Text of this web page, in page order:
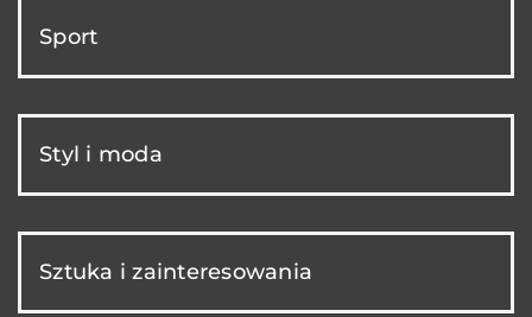
Sport
Styl i moda
Sztuka i zainteresowania